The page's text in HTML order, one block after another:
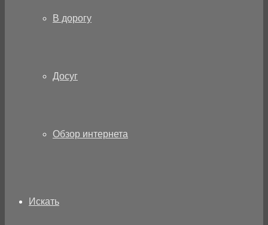
В дорогу
Досуг
Обзор интернета
Искать